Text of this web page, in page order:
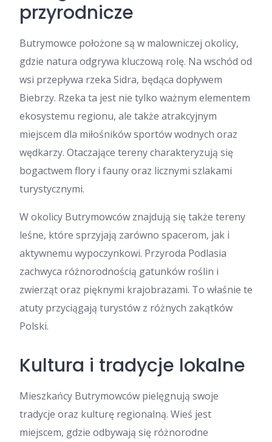
przyrodnicze
Butrymowce położone są w malowniczej okolicy,
gdzie natura odgrywa kluczową rolę. Na wschód od
wsi przepływa rzeka Sidra, będąca dopływem
Biebrzy. Rzeka ta jest nie tylko ważnym elementem
ekosystemu regionu, ale także atrakcyjnym
miejscem dla miłośników sportów wodnych oraz
wędkarzy. Otaczające tereny charakteryzują się
bogactwem flory i fauny oraz licznymi szlakami
turystycznymi.
W okolicy Butrymowców znajdują się także tereny
leśne, które sprzyjają zarówno spacerom, jak i
aktywnemu wypoczynkowi. Przyroda Podlasia
zachwyca różnorodnością gatunków roślin i
zwierząt oraz pięknymi krajobrazami. To właśnie te
atuty przyciągają turystów z różnych zakątków
Polski.
Kultura i tradycje lokalne
Mieszkańcy Butrymowców pielęgnują swoje
tradycje oraz kulturę regionalną. Wieś jest
miejscem, gdzie odbywają się różnorodne